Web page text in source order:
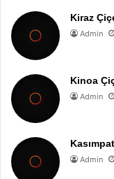
Kiraz
Admin
Kinoa
Admin
Admin